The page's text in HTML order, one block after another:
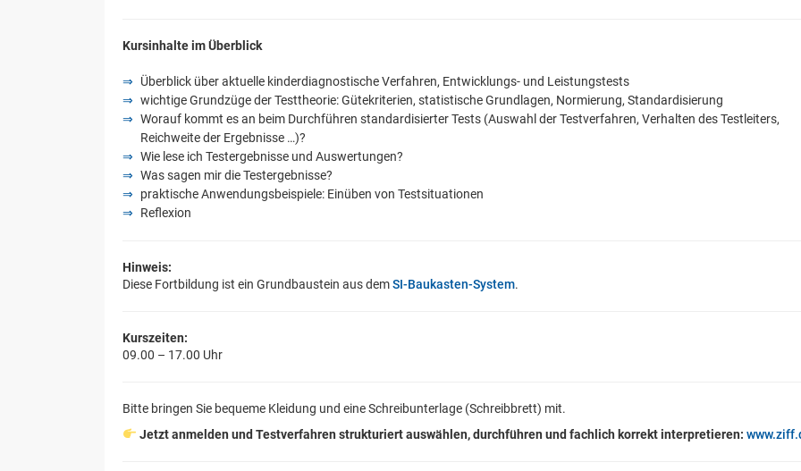
Kursinhalte im Überblick
Überblick über aktuelle kinderdiagnostische Verfahren, Entwicklungs- und Leistungstests
wichtige Grundzüge der Testtheorie: Gütekriterien, statistische Grundlagen, Normierung, Standardisierung
Worauf kommt es an beim Durchführen standardisierter Tests (Auswahl der Testverfahren, Verhalten des Testleiters,
Reichweite der Ergebnisse …)?
Wie lese ich Testergebnisse und Auswertungen?
Was sagen mir die Testergebnisse?
praktische Anwendungsbeispiele: Einüben von Testsituationen
Reflexion
Hinweis:
Diese Fortbildung ist ein Grundbaustein aus demSI-Baukasten-System.
Kurszeiten:
09.00 – 17.00 Uhr
Bitte bringen Sie bequeme Kleidung und eine Schreibunterlage (Schreibbrett) mit.
Jetzt anmelden und Testverfahren strukturiert auswählen, durchführen und fachlich korrekt interpretieren: